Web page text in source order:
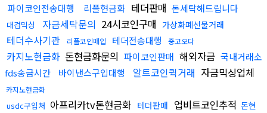
파이코인전송대행 리플현금화 테더판매 돈세탁해드립니다
대검믹싱 자금세탁문의 24시코인구매 가상화폐선물거래
테더수사기관 리플코인매입 테더전송대행 중고오다
카지노현금화 돈현금화문의 파이코인판매 해외자금 국내거래소
fds송금시간
바이낸스구입대행 알트코인퀵거래 자금믹싱업체
카지노현금화
usdc구입처 아프리카tv돈현금화 테더판매 업비트코인추적 돈현